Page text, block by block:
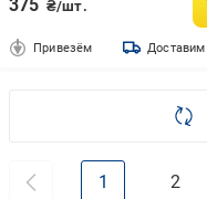
375 ₴/шт.
Привезём Доставим
1 2